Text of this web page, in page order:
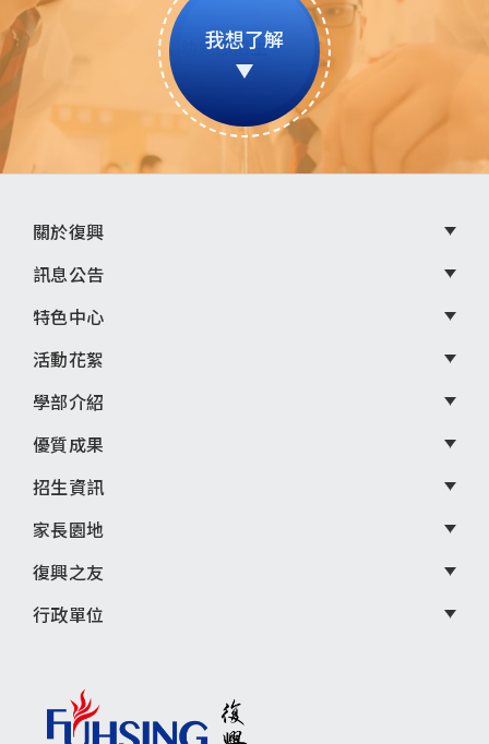
我想了解
頁
尾
選
單
關於復興
訊息公告
特色中心
活動花絮
學部介紹
優質成果
招生資訊
家長園地
復興之友
行政單位